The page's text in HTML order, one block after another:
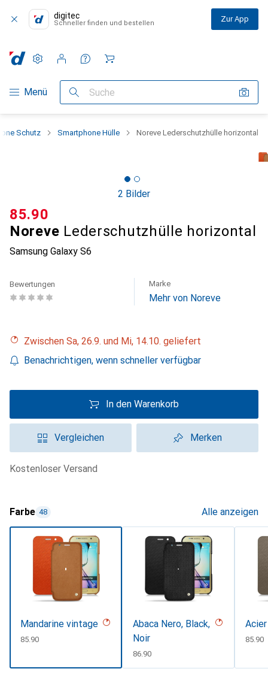
digitec
Schneller finden und bestellen Zur App
Navigation nach Kategorien
Menü Suche
Einstellungen
Kundenkonto
Vergleichslisten
Merklisten
Warenkorb
Schutz Smartphone Hülle Noreve Lederschutzhülle horizontal
2 Bilder
Noreve Lederschutzhülle horizontal
Samsung Galaxy S6
CHF
85.90
Bewertungen Marke
Mehr von Noreve
Zwischen Sa, 26.9. und Mi, 14.10. geliefert
Benachrichtigen, wenn schneller verfügbar
In den Warenkorb
Vergleichen Merken
kostenloser Versand
Farbe 48 Alle anzeigen
Mandarine vintage
CHF
85.90
Abaca Nero, Black,
Noir
CHF
86.90
CHF
85.90